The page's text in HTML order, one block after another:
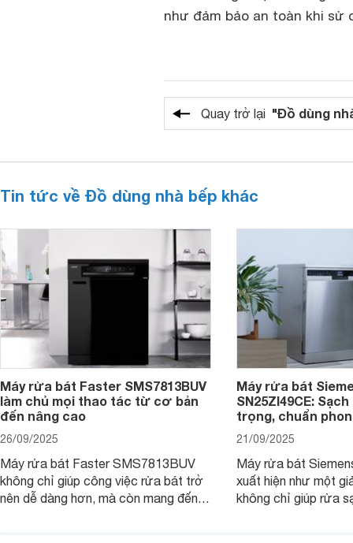
như đảm bảo an toàn khi sử
Quay trở lại "Đồ dùng
Tin tức về Đồ dùng nhà bếp khác
Máy rửa bát Faster SMS7813BUV
làm chủ mọi thao tác từ cơ bản
đến nâng cao
26/09/2025
Máy rửa bát Faster SMS7813BUV
không chỉ giúp công việc rửa bát trở
nên dễ dàng hơn, mà còn mang đến
Máy rửa bát
SN25ZI49CE:
trọng, chuẩn
21/09/2025
Máy rửa bát
xuất hiện như một
không chỉ giúp rửa